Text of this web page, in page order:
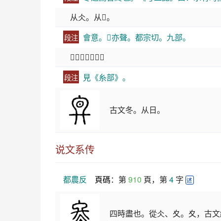
从仌。从𠔾。
段注 會意。𠔾亦聲。都宗切。九部。
𠔾，古文終字。
段注 見《糸部》。
古文冬。从日。
说文系传
都農反 頁碼：第 910 頁，第 4 字 述
四時盡也。從仌、夊。夊，古